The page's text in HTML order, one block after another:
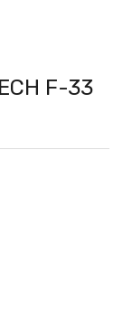
F-33